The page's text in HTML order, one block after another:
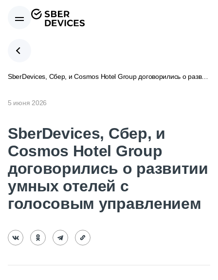
SberDevices, Сбер, и Cosmos Hotel Group договорились о развитии умных отелей с голосовым управлением
5 июня 2026
SberDevices, Сбер, и
Cosmos Hotel Group
договорились о развитии
умных отелей с
голосовым управлением